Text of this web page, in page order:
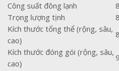
Công suất đông lạnh
Trọng lượng tịnh
Kích thước tổng thể (rộng, sâu,
cao)
Kích thước đóng gói (rộng, sâu,
cao)